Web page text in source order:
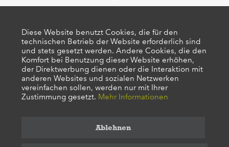
Diese Website benutzt Cookies, die für den
technischen Betrieb der Website erforderlich sind
und stets gesetzt werden. Andere Cookies, die den
Komfort bei Benutzung dieser Website erhöhen,
der Direktwerbung dienen oder die Interaktion mit
anderen Websites und sozialen Netzwerken
vereinfachen sollen, werden nur mit Ihrer
Zustimmung gesetzt. Mehr Informationen
Ablehnen